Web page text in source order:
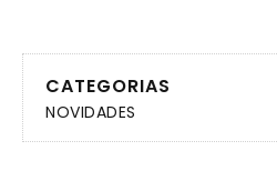
CATEGORIAS
NOVIDADES